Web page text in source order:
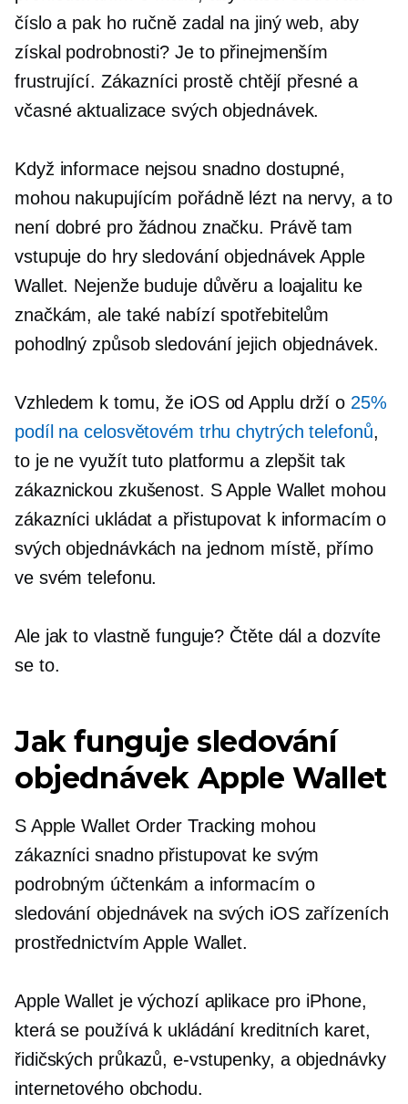
číslo a pak ho ručně zadal na jiný web, aby
získal podrobnosti? Je to přinejmenším
frustrující. Zákazníci prostě chtějí přesné a
včasné aktualizace svých objednávek.
Když informace nejsou snadno dostupné,
mohou nakupujícím pořádně lézt na nervy, a to
není dobré pro žádnou značku. Právě tam
vstupuje do hry sledování objednávek Apple
Wallet. Nejenže buduje důvěru a loajalitu ke
značkám, ale také nabízí spotřebitelům
pohodlný způsob sledování jejich objednávek.
Vzhledem k tomu, že iOS od Applu drží o 25%
podíl na celosvětovém trhu chytrých telefonů,
to je ne využít tuto platformu a zlepšit tak
zákaznickou zkušenost. S Apple Wallet mohou
zákazníci ukládat a přistupovat k informacím o
svých objednávkách na jednom místě, přímo
ve svém telefonu.
Ale jak to vlastně funguje? Čtěte dál a dozvíte
se to.
Jak funguje sledování
objednávek Apple Wallet
S Apple Wallet Order Tracking mohou
zákazníci snadno přistupovat ke svým
podrobným účtenkám a informacím o
sledování objednávek na svých iOS zařízeních
prostřednictvím Apple Wallet.
Apple Wallet je výchozí aplikace pro iPhone,
která se používá k ukládání kreditních karet,
řidičských průkazů, e-vstupenky, a objednávky
internetového obchodu.